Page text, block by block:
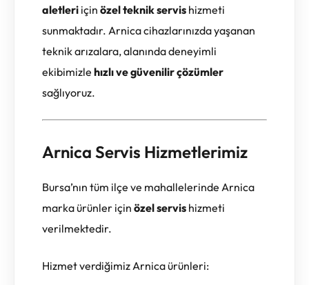
aletleri için özel teknik servis hizmeti
sunmaktadır. Arnica cihazlarınızda yaşanan
teknik arızalara, alanında deneyimli
ekibimizle hızlı ve güvenilir çözümler
sağlıyoruz.
Arnica Servis Hizmetlerimiz
Bursa’nın tüm ilçe ve mahallelerinde Arnica
marka ürünler için özel servis hizmeti
verilmektedir.
Hizmet verdiğimiz Arnica ürünleri: